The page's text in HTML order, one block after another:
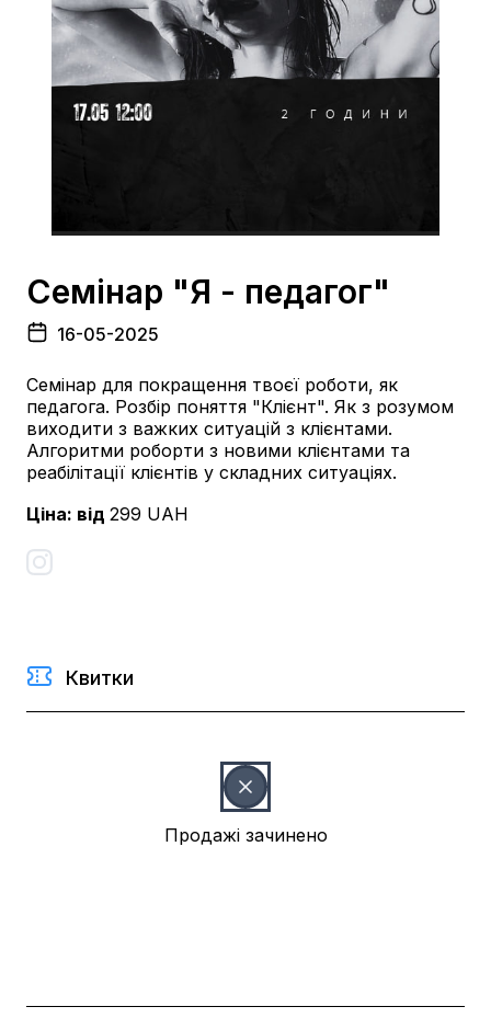
Семінар "Я - педагог"
16-05-2025
Семінар для покращення твоєї роботи, як
педагога. Розбір поняття "Клієнт". Як з розумом
виходити з важких ситуацій з клієнтами.
Алгоритми роборти з новими клієнтами та
реабілітації клієнтів у складних ситуаціях.
Ціна: від 299 UAH
Квитки
Продажі зачинено